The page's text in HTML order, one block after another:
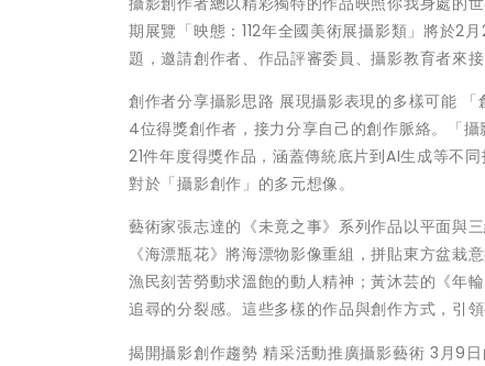
期展覽「映態：112年全國美術展攝影類」將於2
題，邀請創作者、作品評審委員、攝影教育者來
創作者分享攝影思路 展現攝影表現的多樣可能
4位得獎創作者，接力分享自己的創作脈絡。「
21件年度得獎作品，涵蓋傳統底片到AI生成等不
對於「攝影創作」的多元想像。
藝術家張志達的《未竟之事》系列作品以平面與
《海漂瓶花》將海漂物影像重組，拼貼東方盆
漁民刻苦勞動求溫飽的動人精神；黃沐芸的《年
追尋的分裂感。這些多樣的作品與創作方式，引
揭開攝影創作趨勢 精采活動推廣攝影藝術 3月9